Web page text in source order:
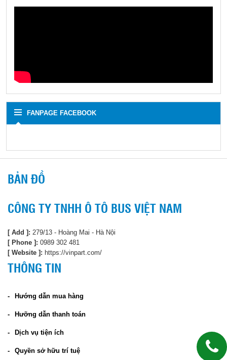
FANPAGE FACEBOOK
BẢN ĐỒ
CÔNG TY TNHH Ô TÔ BUS VIỆT NAM
[ Add ]: 279/13 - Hoàng Mai - Hà Nội
[ Phone ]: 0989 302 481
[ Website ]: https://vinpart.com/
THÔNG TIN
Hướng dẫn mua hàng
Hưỡng dẫn thanh toán
Dịch vụ tiện ích
Quyền sở hữu trí tuệ